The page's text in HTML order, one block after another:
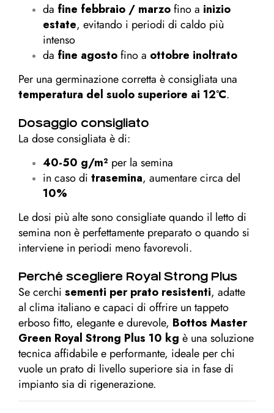
da fine febbraio / marzofino a inizio
estate, evitando i periodi di caldo più
intenso
da fine agostofino a ottobre inoltrato
Per una germinazione corretta è consigliata una
temperatura del suolo superiore ai 12°C.
Dosaggio consigliato
La dose consigliata è di:
40-50 g/m² per la semina
in caso di trasemina, aumentare circa del
10%
Le dosi più alte sono consigliate quando il letto di
semina non è perfettamente preparato o quando si
interviene in periodi meno favorevoli.
Perché scegliere Royal Strong Plus
Se cerchi sementi per prato resistenti, adatte
al clima italiano e capaci di offrire un tappeto
erboso fitto, elegante e durevole, Bottos Master
Green Royal Strong Plus 10 kg è una soluzione
tecnica affidabile e performante, ideale per chi
vuole un prato di livello superiore sia in fase di
impianto sia di rigenerazione.